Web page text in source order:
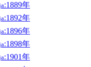
:1889年
:1892年
:1896年
:1898年
:1901年